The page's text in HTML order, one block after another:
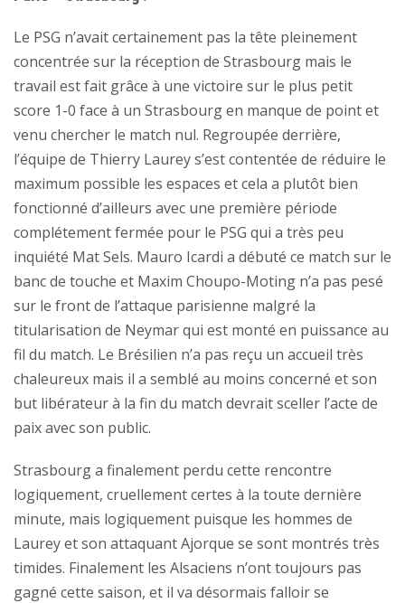
Le PSG n’avait certainement pas la tête pleinement
concentrée sur la réception de Strasbourg mais le
travail est fait grâce à une victoire sur le plus petit
score 1-0 face à un Strasbourg en manque de point et
venu chercher le match nul. Regroupée derrière,
l’équipe de Thierry Laurey s’est contentée de réduire le
maximum possible les espaces et cela a plutôt bien
fonctionné d’ailleurs avec une première période
complétement fermée pour le PSG qui a très peu
inquiété Mat Sels. Mauro Icardi a débuté ce match sur le
banc de touche et Maxim Choupo-Moting n’a pas pesé
sur le front de l’attaque parisienne malgré la
titularisation de Neymar qui est monté en puissance au
fil du match. Le Brésilien n’a pas reçu un accueil très
chaleureux mais il a semblé au moins concerné et son
but libérateur à la fin du match devrait sceller l’acte de
paix avec son public.
Strasbourg a finalement perdu cette rencontre
logiquement, cruellement certes à la toute dernière
minute, mais logiquement puisque les hommes de
Laurey et son attaquant Ajorque se sont montrés très
timides. Finalement les Alsaciens n’ont toujours pas
gagné cette saison, et il va désormais falloir se